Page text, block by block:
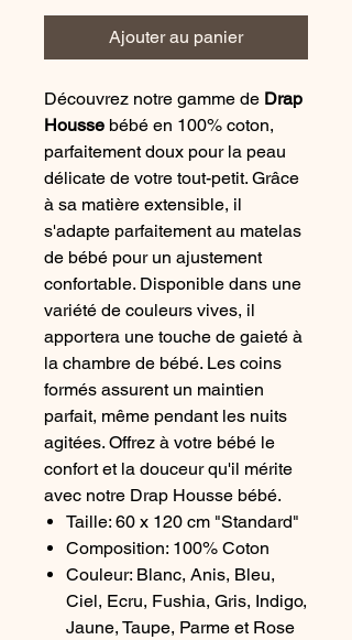
Ajouter au panier
Découvrez notre gamme de Drap
Housse bébé en 100% coton,
parfaitement doux pour la peau
délicate de votre tout-petit. Grâce
à sa matière extensible, il
s'adapte parfaitement au matelas
de bébé pour un ajustement
confortable. Disponible dans une
variété de couleurs vives, il
apportera une touche de gaieté à
la chambre de bébé. Les coins
formés assurent un maintien
parfait, même pendant les nuits
agitées. Offrez à votre bébé le
confort et la douceur qu'il mérite
avec notre Drap Housse bébé.
Taille: 60 x 120 cm "Standard"
Composition: 100% Coton
Couleur: Blanc, Anis, Bleu,
Ciel, Ecru, Fushia, Gris, Indigo,
Jaune, Taupe, Parme et Rose